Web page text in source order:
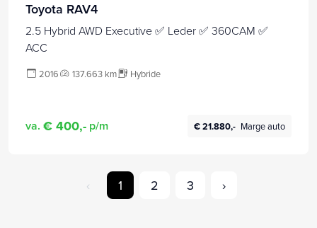
Toyota RAV4
2.5 Hybrid AWD Executive ✅ Leder ✅ 360CAM ✅
ACC
2016 137.663 km Hybride
va. € 400,- p/m € 21.880,- Marge auto
‹ 1 2 3 ›